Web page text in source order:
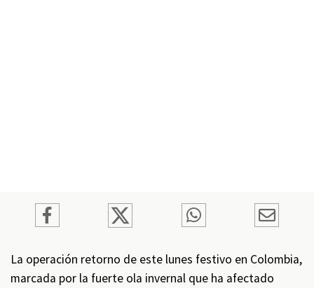
La operación retorno de este lunes festivo en Colombia,
marcada por la fuerte ola invernal que ha afectado